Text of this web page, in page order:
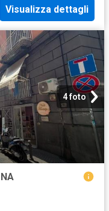
Visualizza dettagli
4 foto